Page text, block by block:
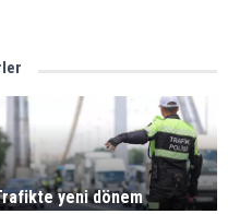
yeni dönem